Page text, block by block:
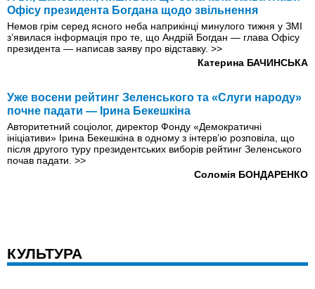
Офісу президента Богдана щодо звільнення
Немов грім серед ясного неба наприкiнцi минулого тижня у ЗМІ
з’явилася інформація про те, що Андрій Богдан — глава Офісу
президента — написав заяву про відставку. >>
Катерина БАЧИНСЬКА
Уже восени рейтинг Зеленського та «Слуги народу»
почне падати — Ірина Бекешкіна
Авторитетний соціолог, директор Фонду «Демократичні
ініціативи» Ірина Бекешкіна в одному з інтерв’ю розповіла, що
після другого туру президентських виборів рейтинг Зеленського
почав падати. >>
Соломiя БОНДАРЕНКО
КУЛЬТУРА